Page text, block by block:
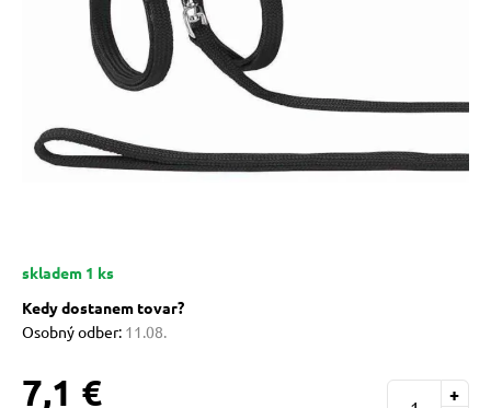
psov
vitamíny
skladem 1 ks
Kedy dostanem tovar?
Osobný odber: 11.08.
7,1 € +